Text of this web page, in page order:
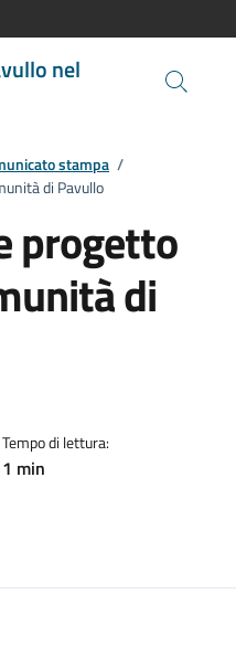
nel
stampa /
di Pavullo
progetto
di
Tempo di lettura:
1 min